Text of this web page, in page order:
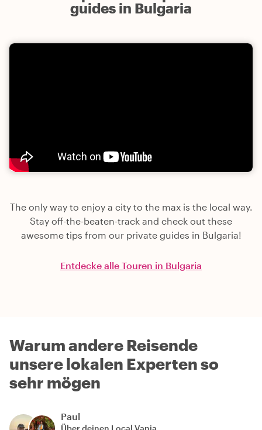
guides in Bulgaria
The only way to enjoy a city to the max is the local way.
Stay off-the-beaten-track and check out these
awesome tips from our private guides in Bulgaria!
Entdecke alle Touren in Bulgaria
Warum andere Reisende
unsere lokalen Experten so
sehr mögen
Paul
Über deinen Local Vania